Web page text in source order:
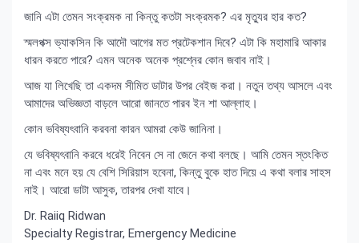
জানি এটা তেমন সংক্রমক না কিন্তু কতটা সংক্রমক? এর মৃত্যুর হার কত?
স্মলপক্স ভ্যাকসিন কি আদৌ আগের মত প্রটেকশান দিবে? এটা কি মহামারি আকার
ধারন করতে পারে? এমন অনেক অনেক প্রশ্নের কোন জবাব নাই।
আজ যা লিখেছি তা একদম সীমিত ডাটার উপর বেইজ করা। নতুন তথ্য আসলে এবং
আমাদের অভিজ্ঞতা বাড়লে আরো জানতে পারব ইন শা আল্লাহ।
কোন ভবিষ্যৎবানি করবনা কারন আমরা কেউ জানিনা।
যে ভবিষ্যৎবানি করবে ধরেই নিবেন সে না জেনে কথা বলছে। আমি তেমন স্তংকিত
না এবং মনে হয় যে বেশি সিরিয়াস হবেনা, কিন্তু বুকে হাত দিয়ে এ কথা বলার সাহস
নাই। আরো ডাটা আসুক, তারপর দেখা যাবে।
Dr. Raiiq Ridwan
Specialty Registrar, Emergency Medicine